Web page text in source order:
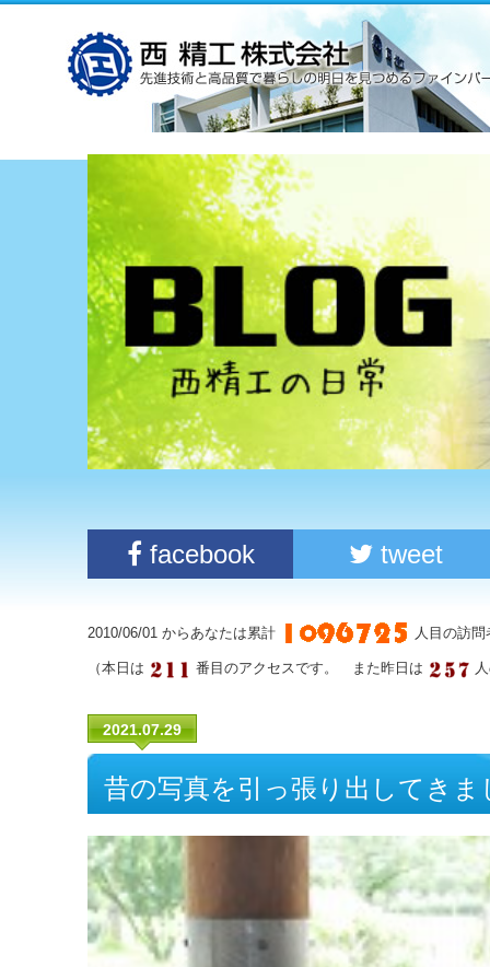
facebook tweet
2010/06/01 からあなたは累計 人目の訪
（本日は 番目のアクセスです。 また昨日は
2021.07.29
昔の写真を引っ張り出してき